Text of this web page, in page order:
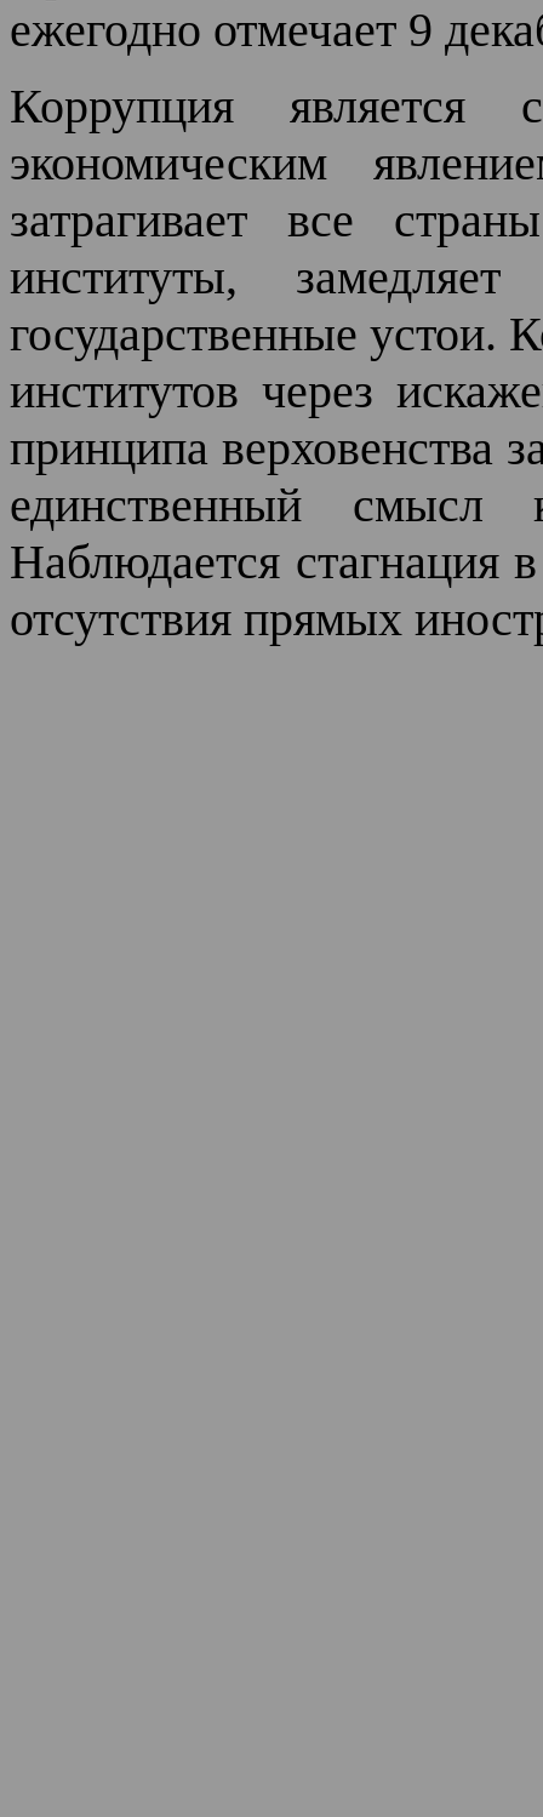
ежегодно отмечает 9
Коррупция является
экономическим
затрагивает все
институты,
государственные устои.
институтов через
принципа верховенства
единственный смысл
Наблюдается стагнация
отсутствия прямых